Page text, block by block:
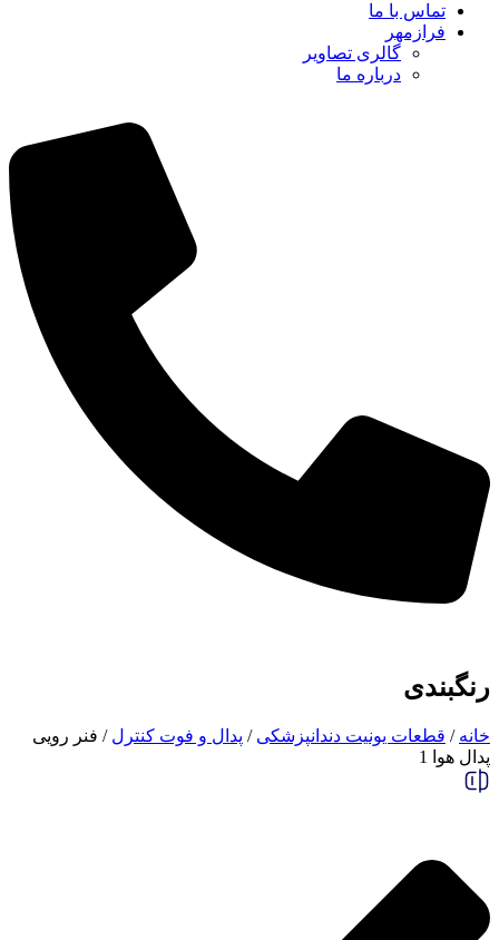
تماس با ما
فرازمهر
گالری تصاویر
درباره ما
رنگبندی
خانه / قطعات یونیت دندانپزشکی / پدال و فوت کنترل / فنر رویی
پدال هوا 1